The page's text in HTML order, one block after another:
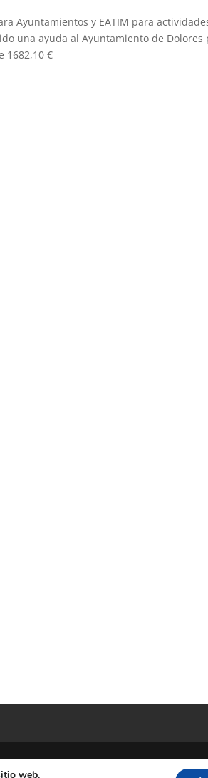
Ayuntamientos y EATIM para
una ayuda al Ayuntamiento de Dolores
1682,10 €
web.